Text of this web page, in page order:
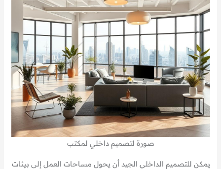
صورة لتصميم داخلي لمكتب
يمكن للتصميم الداخلي الجيد أن يحول مساحات العمل إلى بيئات